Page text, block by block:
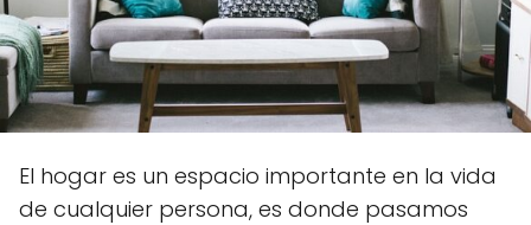
El hogar es un espacio importante en la vida
de cualquier persona, es donde pasamos